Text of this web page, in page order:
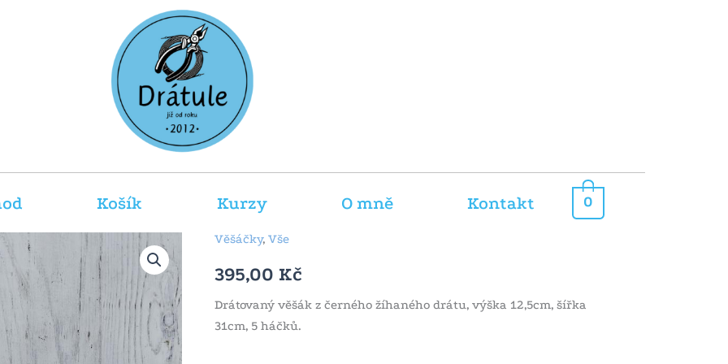
Košík Kurzy O mně Kontakt 0
Věšáčky, Vše
395,00 Kč
Drátovaný věšák z černého žíhaného drátu, výška 12,5cm, šířka
31cm, 5 háčků.